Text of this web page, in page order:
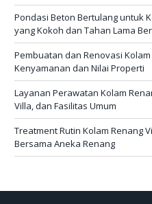
Pondasi Beton Bertulang untuk
yang Kokoh dan Tahan Lama
Pembuatan dan Renovasi
Kenyamanan dan Nilai Properti
Layanan Perawatan Kolam
Villa, dan Fasilitas Umum
Treatment Rutin Kolam Renang
Bersama Aneka Renang